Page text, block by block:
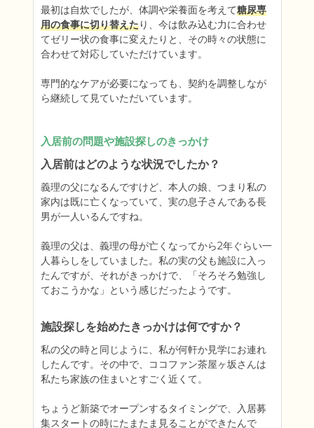
最初は自炊でしたが、体調や栄養面を考えて糖尿専
用の食事に切り替えたり、今は飲み込む力に合わせ
てゼリー状の食事に変えたりと、その時々の状態に
合わせて対応していただけています。
専門的なケアが必要になっても、契約を調整しなが
ら継続して見ていただいています。
入居前の問題や施設探しのきっかけ
入居前はどのような状況でしたか？
義理の父になるんですけど、本人の娘、つまり私の
家内は既に亡くなっていて、実の息子さんである長
男が一人いるんですね。
義理の父は、義理の母が亡くなってから2年ぐらい一
人暮らしをしていました。私の実の父も施設に入っ
たんですが、それがきっかけで、「そろそろ勉強し
ておこうかな」という感じだったようです。
施設探しを始めたきっかけは何ですか？
私の父の時と同じように、私が何軒か見学にお連れ
したんです。その中で、ココファン茶屋ヶ坂さんは
私たち家族の住まいとすごく近くて。
ちょうど新築でオープンするタイミングで、入居募
集スタートの時にたまたま見ることができたんで